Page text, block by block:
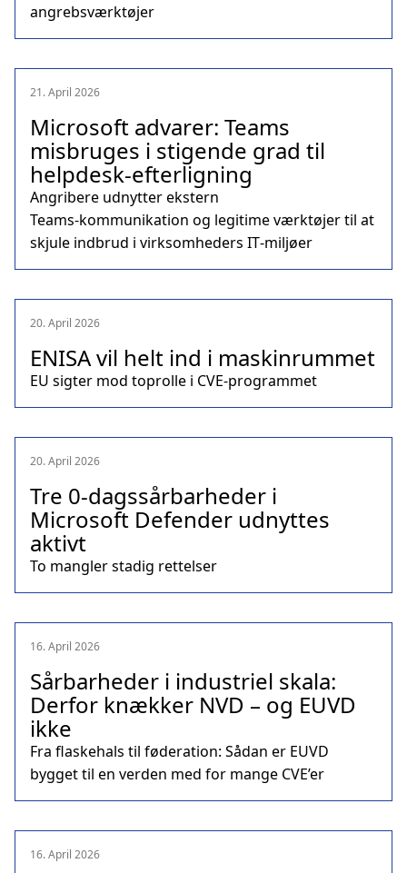
angrebsværktøjer
21. April 2026
Microsoft advarer: Teams
misbruges i stigende grad til
helpdesk‑efterligning
Angribere udnytter ekstern
Teams‑kommunikation og legitime værktøjer til at
skjule indbrud i virksomheders IT‑miljøer
20. April 2026
ENISA vil helt ind i maskinrummet
EU sigter mod toprolle i CVE‑programmet
20. April 2026
Tre 0‑dagssårbarheder i
Microsoft Defender udnyttes
aktivt
To mangler stadig rettelser
16. April 2026
Sårbarheder i industriel skala:
Derfor knækker NVD – og EUVD
ikke
Fra flaskehals til føderation: Sådan er EUVD
bygget til en verden med for mange CVE’er
16. April 2026